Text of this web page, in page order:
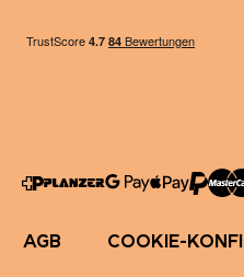
AGB COOKIE-